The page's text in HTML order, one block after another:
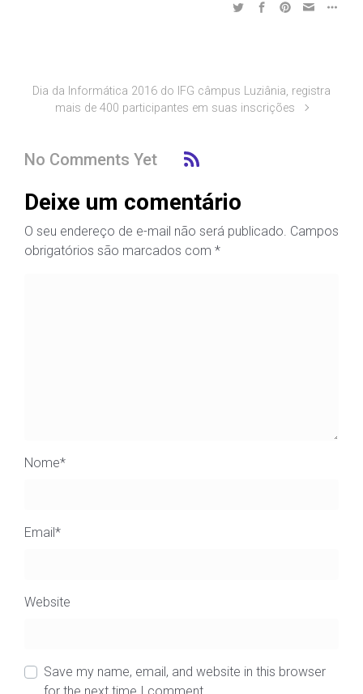
Dia da Informática 2016 do IFG câmpus Luziânia, registra
mais de 400 participantes em suas inscrições
No Comments Yet
Deixe um comentário
O seu endereço de e-mail não será publicado. Campos
obrigatórios são marcados com *
Nome*
Email*
Website
Save my name, email, and website in this browser